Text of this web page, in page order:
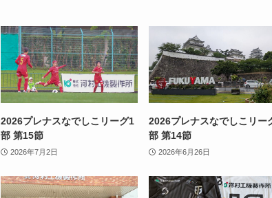
2026プレナスなでしこリーグ1
部 第15節
2026年7月2日
2026プレナスなでしこリー
部 第14節
2026年6月26日